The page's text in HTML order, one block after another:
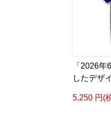
「2026
したデザ
5,250 円(